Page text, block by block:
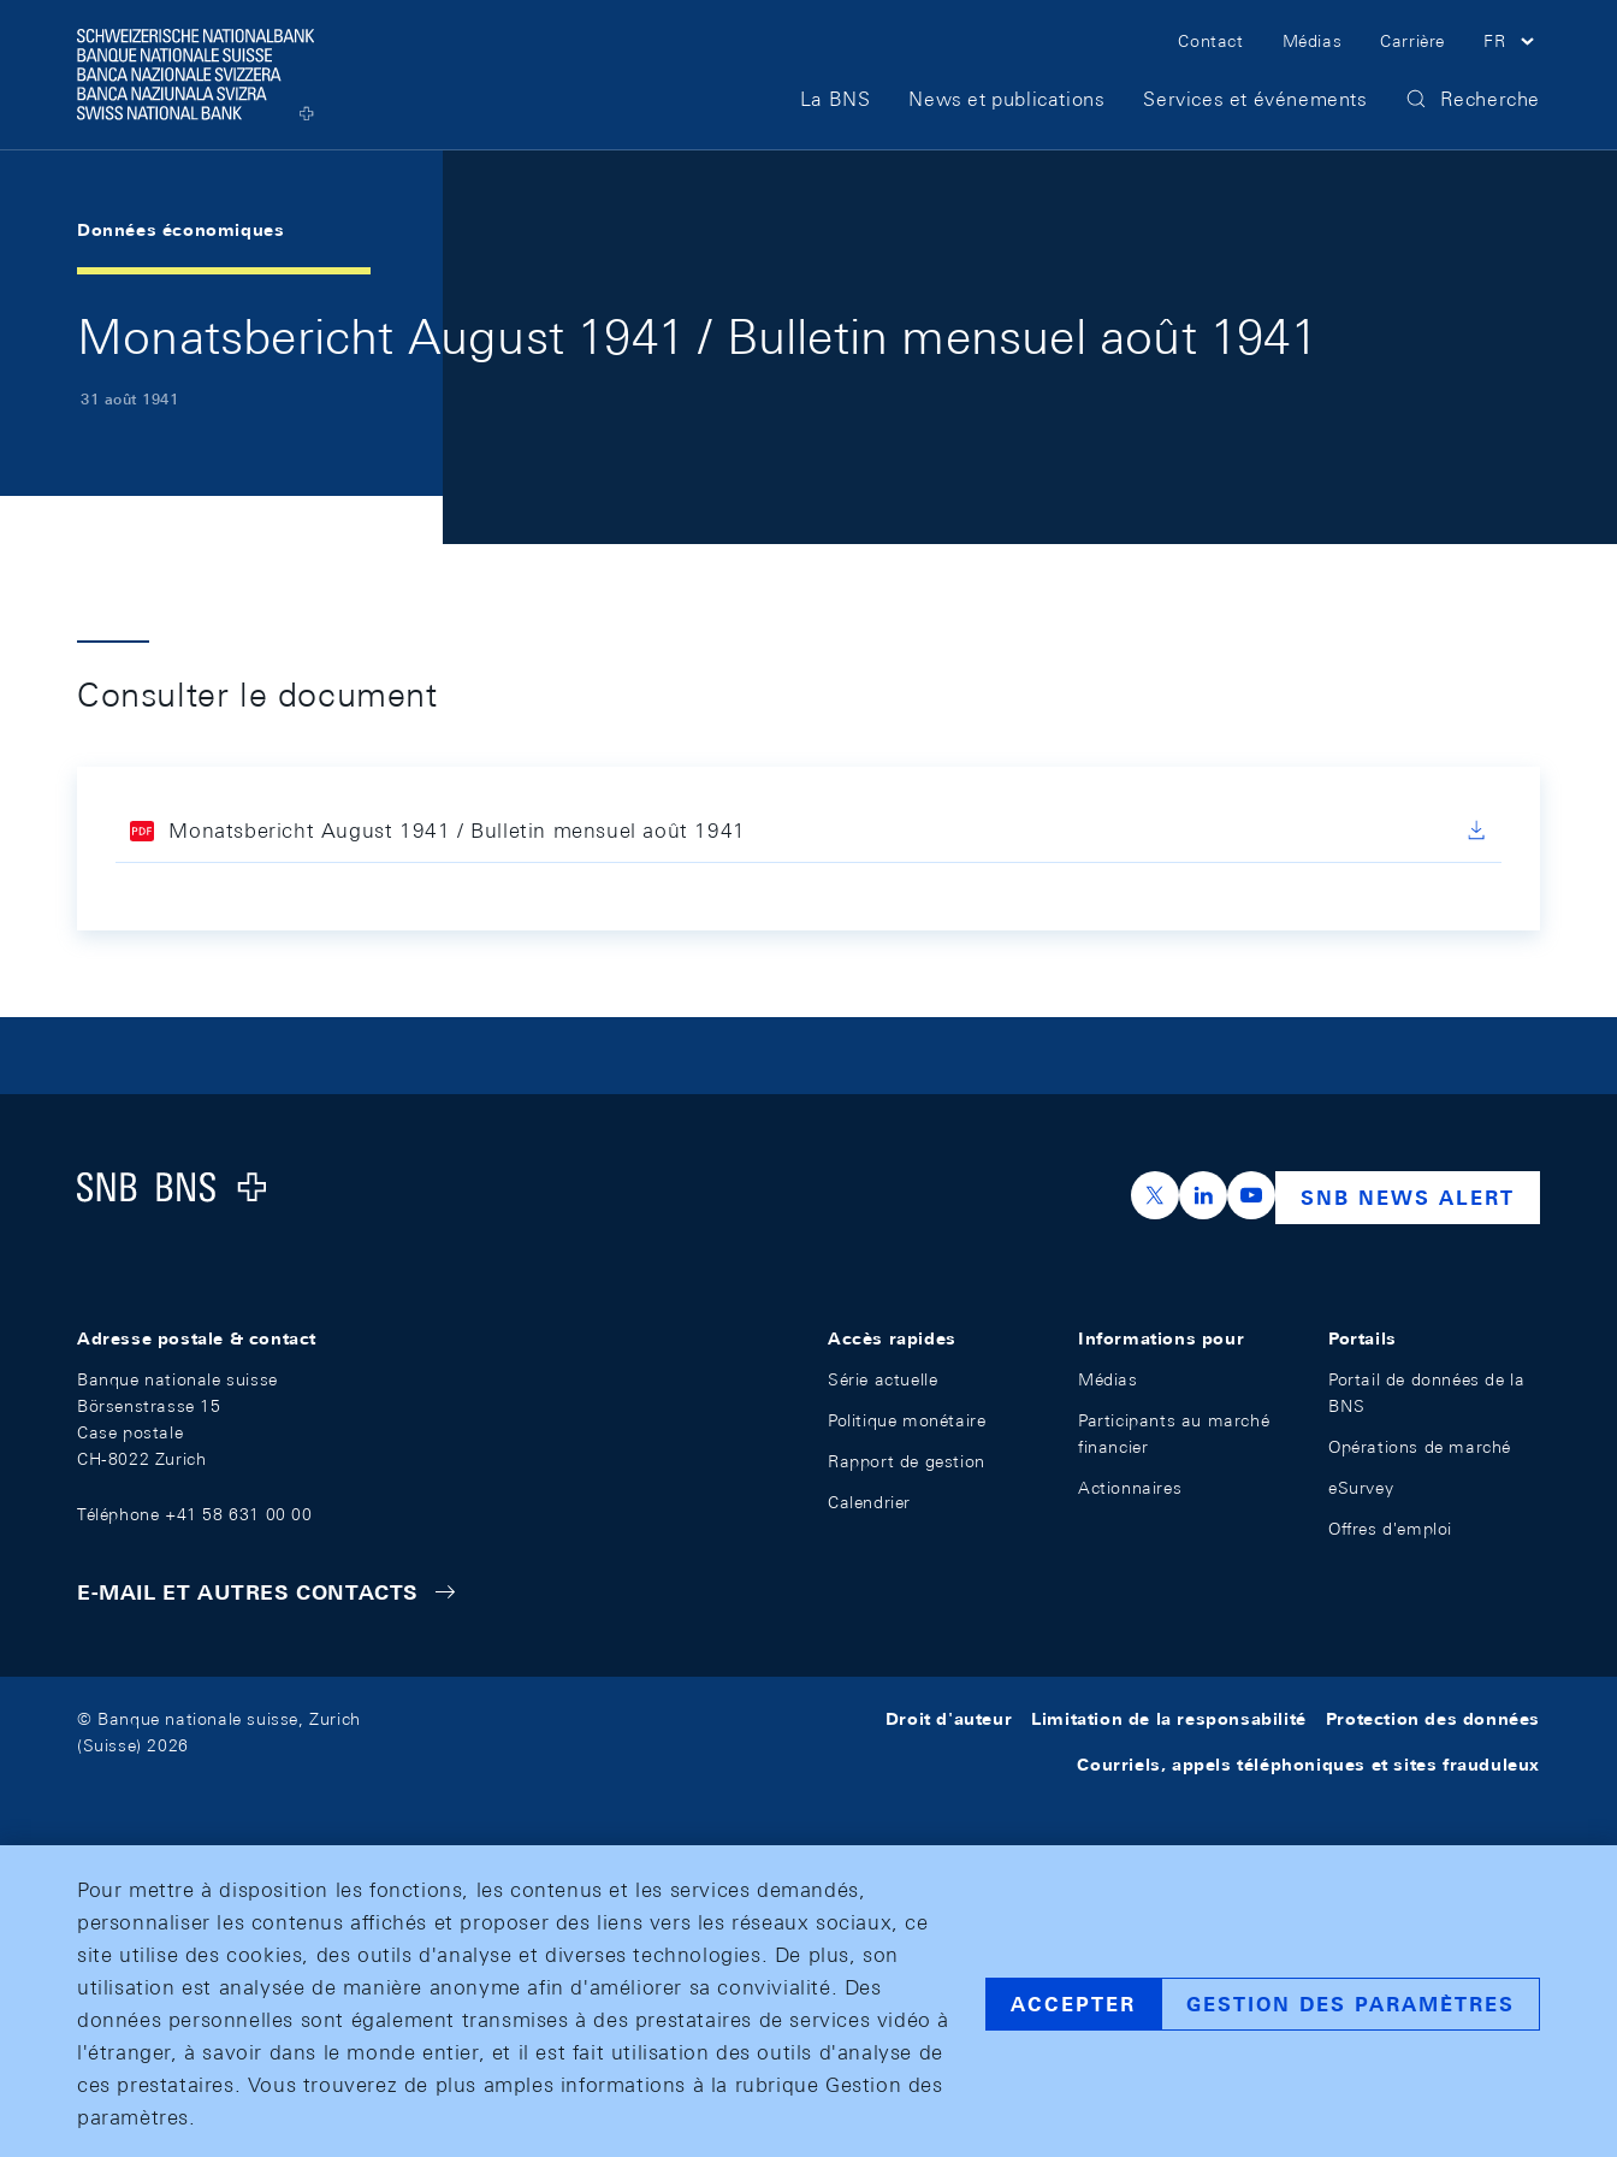
Logo
Meta Navigation
Contact Médias Carrière FR
Main Navigation
La BNS News et publications Services et événements Recherche
Données économiques
Monatsbericht August 1941 / Bulletin mensuel août 1941
31 août 1941
Consulter le document
Monatsbericht August 1941 / Bulletin mensuel août 1941
Logo
https://x.com/snb_bns
https://ch.linkedin.com/company/swiss-
https://www.youtube.com/
SNB NEWS ALERT
Adresse postale & contact
Banque nationale suisse
Börsenstrasse 15
Case postale
CH-8022 Zurich
Téléphone +41 58 631 00 00
E-MAIL ET AUTRES CONTACTS
Accès rapides
Série actuelle
Politique monétaire
Rapport de gestion
Calendrier
Informations pour
Médias
Participants au marché
financier
Actionnaires
Portails
Portail de données de la
BNS
Opérations de marché
eSurvey
Offres d'emploi
© Banque nationale suisse, Zurich
(Suisse) 2026
Droit d'auteur Limitation de la responsabilité Protection des données
Courriels, appels téléphoniques et sites frauduleux
Pour mettre à disposition les fonctions, les contenus et les services demandés,
personnaliser les contenus affichés et proposer des liens vers les réseaux sociaux, ce
site utilise des cookies, des outils d'analyse et diverses technologies. De plus, son
utilisation est analysée de manière anonyme afin d'améliorer sa convivialité. Des
données personnelles sont également transmises à des prestataires de services vidéo à
l'étranger, à savoir dans le monde entier, et il est fait utilisation des outils d'analyse de
ces prestataires. Vous trouverez de plus amples informations à la rubrique Gestion des
paramètres.
ACCEPTER GESTION DES PARAMÈTRES